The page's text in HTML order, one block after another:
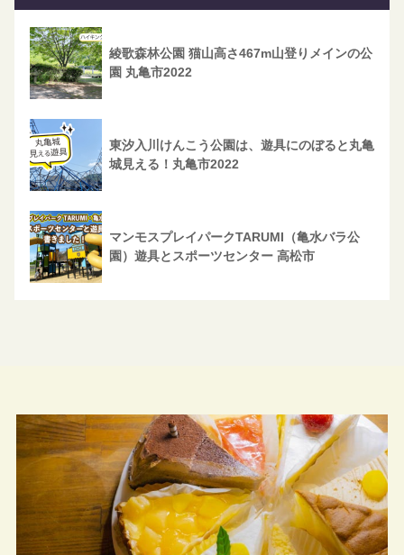
綾歌森林公園 猫山高さ467m山登りメインの公
園 丸亀市2022
東汐入川けんこう公園は、遊具にのぼると丸亀
城見える！丸亀市2022
マンモスプレイパークTARUMI（亀水バラ公
園）遊具とスポーツセンター 高松市